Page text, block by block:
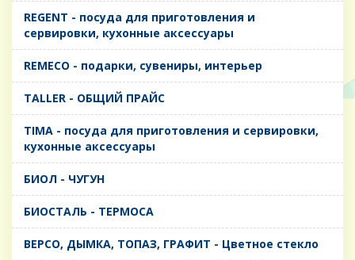
REGENT - посуда для приготовления и
сервировки, кухонные аксессуары
REMECO - подарки, сувениры, интерьер
TALLER - ОБЩИЙ ПРАЙС
TIMA - посуда для приготовления и сервировки,
кухонные аксессуары
БИОЛ - ЧУГУН
БИОСТАЛЬ - ТЕРМОСА
ВЕРСО, ДЫМКА, ТОПАЗ, ГРАФИТ - Цветное стекло